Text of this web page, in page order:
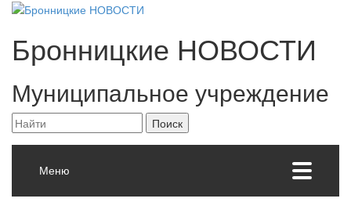
Бронницкие НОВОСТИ
Муниципальное учреждение
Меню